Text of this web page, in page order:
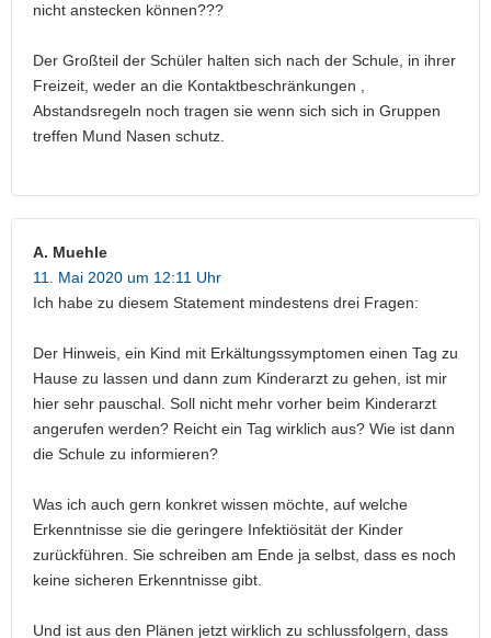
nicht anstecken können???
Der Großteil der Schüler halten sich nach der Schule, in ihrer
Freizeit, weder an die Kontaktbeschränkungen ,
Abstandsregeln noch tragen sie wenn sich sich in Gruppen
treffen Mund Nasen schutz.
A. Muehle
11. Mai 2020 um 12:11 Uhr
Ich habe zu diesem Statement mindestens drei Fragen:
Der Hinweis, ein Kind mit Erkältungssymptomen einen Tag zu
Hause zu lassen und dann zum Kinderarzt zu gehen, ist mir
hier sehr pauschal. Soll nicht mehr vorher beim Kinderarzt
angerufen werden? Reicht ein Tag wirklich aus? Wie ist dann
die Schule zu informieren?
Was ich auch gern konkret wissen möchte, auf welche
Erkenntnisse sie die geringere Infektiösität der Kinder
zurückführen. Sie schreiben am Ende ja selbst, dass es noch
keine sicheren Erkenntnisse gibt.
Und ist aus den Plänen jetzt wirklich zu schlussfolgern, dass